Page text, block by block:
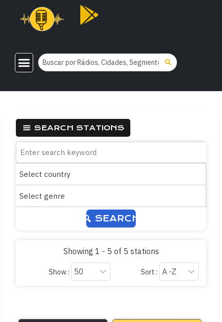
SEARCH STATIONS
SEARCH
Showing 1 - 5 of 5 stations
Show : Sort :